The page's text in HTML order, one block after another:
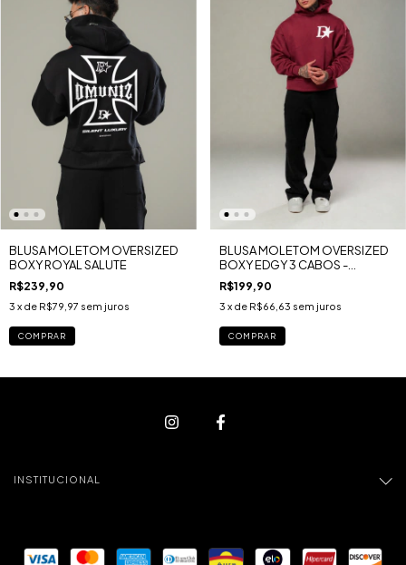
BLUSA MOLETOM OVERSIZED
BOXY ROYAL SALUTE
R$239,90
3 x de R$79,97 sem juros
COMPRAR
BLUSA MOLETOM OVERSIZED
BOXY EDGY 3 CABOS -
LONDON U.K MARSALA
R$199,90
3 x de R$66,63 sem juros
COMPRAR
INSTITUCIONAL